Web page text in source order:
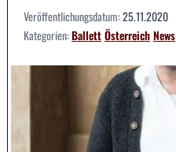
Veröffentlichungsdatum:25.11.2020
Kategorien:BallettÖsterreichNews